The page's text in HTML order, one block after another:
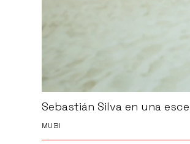
Sebastián Silva en una
MUBI